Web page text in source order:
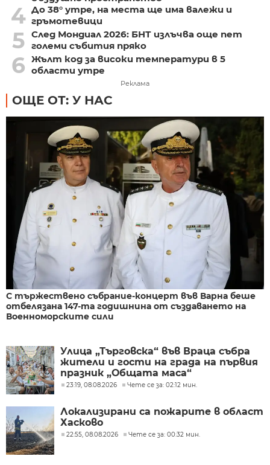
4 До 38° утре, на места ще има валежи и
гръмотевици
5 След Мондиал 2026: БНТ излъчва още пет
големи събития пряко
6 Жълт код за високи температури в 5
области утре
Реклама
ОЩЕ ОТ: У НАС
С тържествено събрание-концерт във Варна беше
отбелязана 147-та годишнина от създаването на
Военноморските сили
Улица „Търговска“ във Враца събра
жители и гости на града на първия
празник „Общата маса“
23:19, 08.08.2026 Чете се за: 02:12 мин.
Локализирани са пожарите в област
Хасково
22:55, 08.08.2026 Чете се за: 00:32 мин.